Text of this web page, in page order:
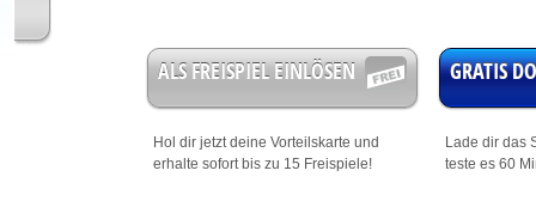
ALS FREISPIEL EINLÖSEN
Hol dir jetzt deine Vorteilskarte und
erhalte sofort bis zu 15 Freispiele!
GRATIS
Lade dir das
teste es 60